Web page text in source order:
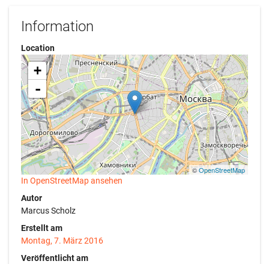
Information
Location
+
-
©OpenStreetMap
In OpenStreetMap ansehen
Autor
Marcus Scholz
Erstellt am
Montag, 7. März 2016
Veröffentlicht am